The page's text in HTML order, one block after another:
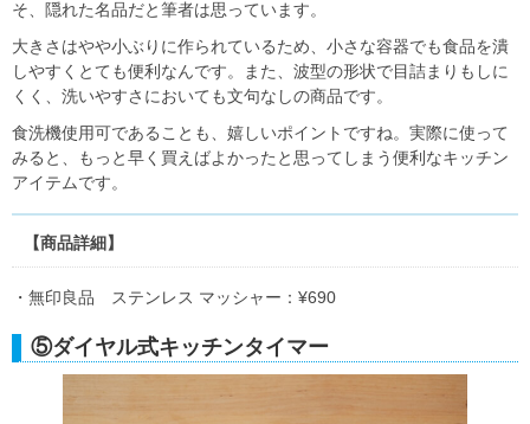
そ、隠れた名品だと筆者は思っています。
大きさはやや小ぶりに作られているため、小さな容器でも食品を潰
しやすくとても便利なんです。また、波型の形状で目詰まりもしに
くく、洗いやすさにおいても文句なしの商品です。
食洗機使用可であることも、嬉しいポイントですね。実際に使って
みると、もっと早く買えばよかったと思ってしまう便利なキッチン
アイテムです。
【商品詳細】
・無印良品 ステンレス マッシャー：¥690
⑤ダイヤル式キッチンタイマー